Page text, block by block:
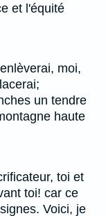
et l'équité
moi,
un tendre
haute
toi et
toi! car ce
Voici, je